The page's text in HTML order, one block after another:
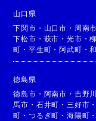
山口県
下関市 ・ 山口市 ・ 周南市
下松市 ・ 萩市 ・光市 ・
町 ・平生町 ・阿武町 ・
徳島県
徳島市 ・ 阿南市 ・ 吉野
馬市 ・ 石井町 ・ 三好市
町 ・つるぎ町 ・海陽町